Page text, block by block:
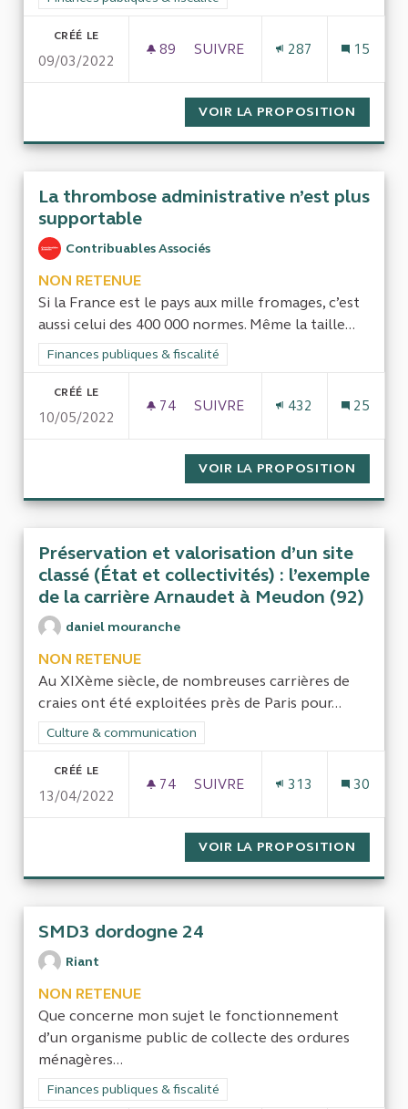
CRÉÉ LE
09/03/2022
89 89 ABONNÉS
SUIVRE
287 15
VOIR LA PROPOSITION
La thrombose administrative n’est plus
supportable
Contribuables Associés
NON RETENUE
Si la France est le pays aux mille fromages, c’est
aussi celui des 400 000 normes. Même la taille...
Filtrer les résultats de la catégorie : Finances publiques &
Finances publiques & fiscalité
CRÉÉ LE
10/05/2022
74 74 ABONNÉS
SUIVRE
432 25
VOIR LA PROPOSITION
Préservation et valorisation d’un site
classé (État et collectivités) : l’exemple
de la carrière Arnaudet à Meudon (92)
daniel mouranche
NON RETENUE
Au XIXème siècle, de nombreuses carrières de
craies ont été exploitées près de Paris pour...
Filtrer les résultats de la catégorie : Culture & communication
Culture & communication
CRÉÉ LE
13/04/2022
74 74 ABONNÉS
SUIVRE
313 30
VOIR LA PROPOSITION
SMD3 dordogne 24
Riant
NON RETENUE
Que concerne mon sujet le fonctionnement
d’un organisme public de collecte des ordures
ménagères...
Filtrer les résultats de la catégorie : Finances publiques &
Finances publiques & fiscalité